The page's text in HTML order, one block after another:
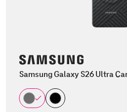
Samsung Galaxy S26 Ultra